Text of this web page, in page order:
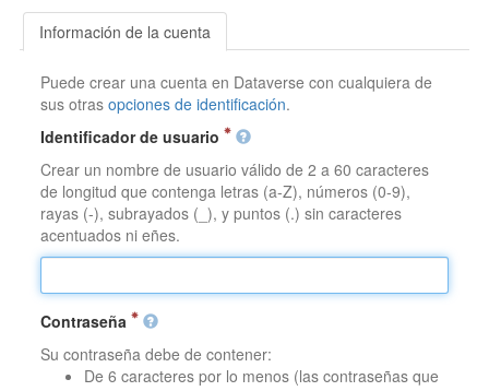
Información de la cuenta
Puede crear una cuenta en Dataverse con cualquiera de
sus otrasopciones de identificación.
Identificador de usuario
Crear un nombre de usuario válido de 2 a 60 caracteres
de longitud que contenga letras (a-Z), números (0-9),
rayas (-), subrayados (_), y puntos (.) sin caracteres
acentuados ni eñes.
Contraseña
Su contraseña debe de contener:
De 6 caracteres por lo menos (las contraseñas que